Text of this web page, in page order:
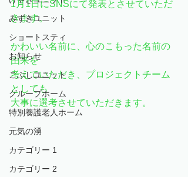
みずきユニット
ショートスティ
お知らせ
こぶしユニット
グループホーム
特別養護老人ホーム
元気の湧
カテゴリー 1
カテゴリー 2
1月1日にSNSにて発表とさせていただ
きます。
かわいい名前に、心のこもった名前の
由来を
考えていただき、プロジェクトチーム
としても
大事に選考させていただきます。